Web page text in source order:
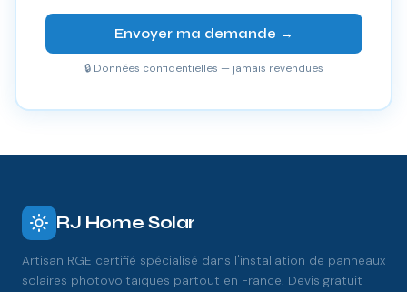
Envoyer ma demande →
🔒 Données confidentielles — jamais revendues
RJ Home Solar
Artisan RGE certifié spécialisé dans l'installation de panneaux
solaires photovoltaïques partout en France. Devis gratuit